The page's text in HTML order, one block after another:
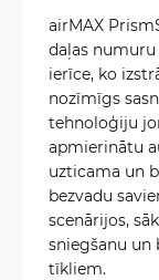
airMAX
daļas numuru
ierīce, ko
nozīmīgs
tehnoloģiju
apmierinātu
uzticama un
bezvadu
scenārijos,
sniegšanu un
tīkliem.